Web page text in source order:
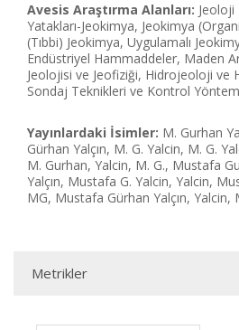
Avesis Araştırma Alanları:
Yatakları-Jeokimya, Jeokimya
(Tıbbi) Jeokimya, Uygulamalı
Endüstriyel Hammaddeler, Maden
Jeolojisi ve Jeofiziği, Hidrojeoloji ve
Sondaj Teknikleri ve Kontrol
Yayınlardaki İsimler: M. Gurhan
Gürhan Yalçın, M. G. Yalcin, M. G.
M. Gurhan, Yalcin, M. G., Mustafa
Yalçın, Mustafa G. Yalcin, Yalcin,
MG, Mustafa Gürhan Yalçın, Yalcin,
Metrikler